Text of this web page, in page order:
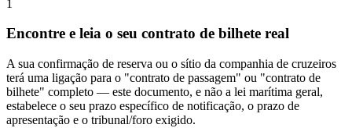
1
Encontre e leia o seu contrato de bilhete real
A sua confirmação de reserva ou o sítio da companhia de cruzeiros
terá uma ligação para o "contrato de passagem" ou "contrato de
bilhete" completo — este documento, e não a lei marítima geral,
estabelece o seu prazo específico de notificação, o prazo de
apresentação e o tribunal/foro exigido.